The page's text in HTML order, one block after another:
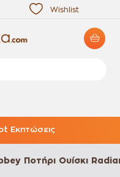
Wishlist
Εκπτώσεις
Ποτήρι Ουίσκι